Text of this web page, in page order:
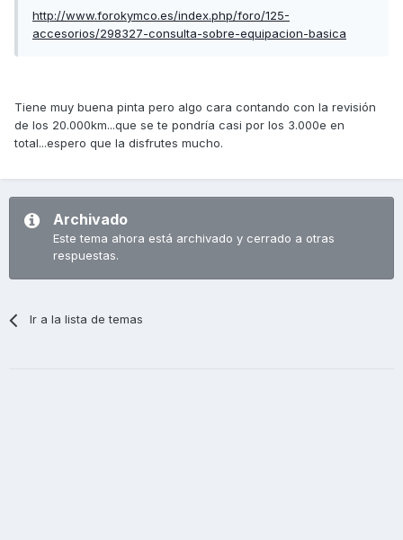
http://www.forokymco.es/index.php/foro/125-
accesorios/298327-consulta-sobre-equipacion-basica
Tiene muy buena pinta pero algo cara contando con la revisión
de los 20.000km...que se te pondría casi por los 3.000e en
total...espero que la disfrutes mucho.
Archivado
Este tema ahora está archivado y cerrado a otras
respuestas.
Ir a la lista de temas